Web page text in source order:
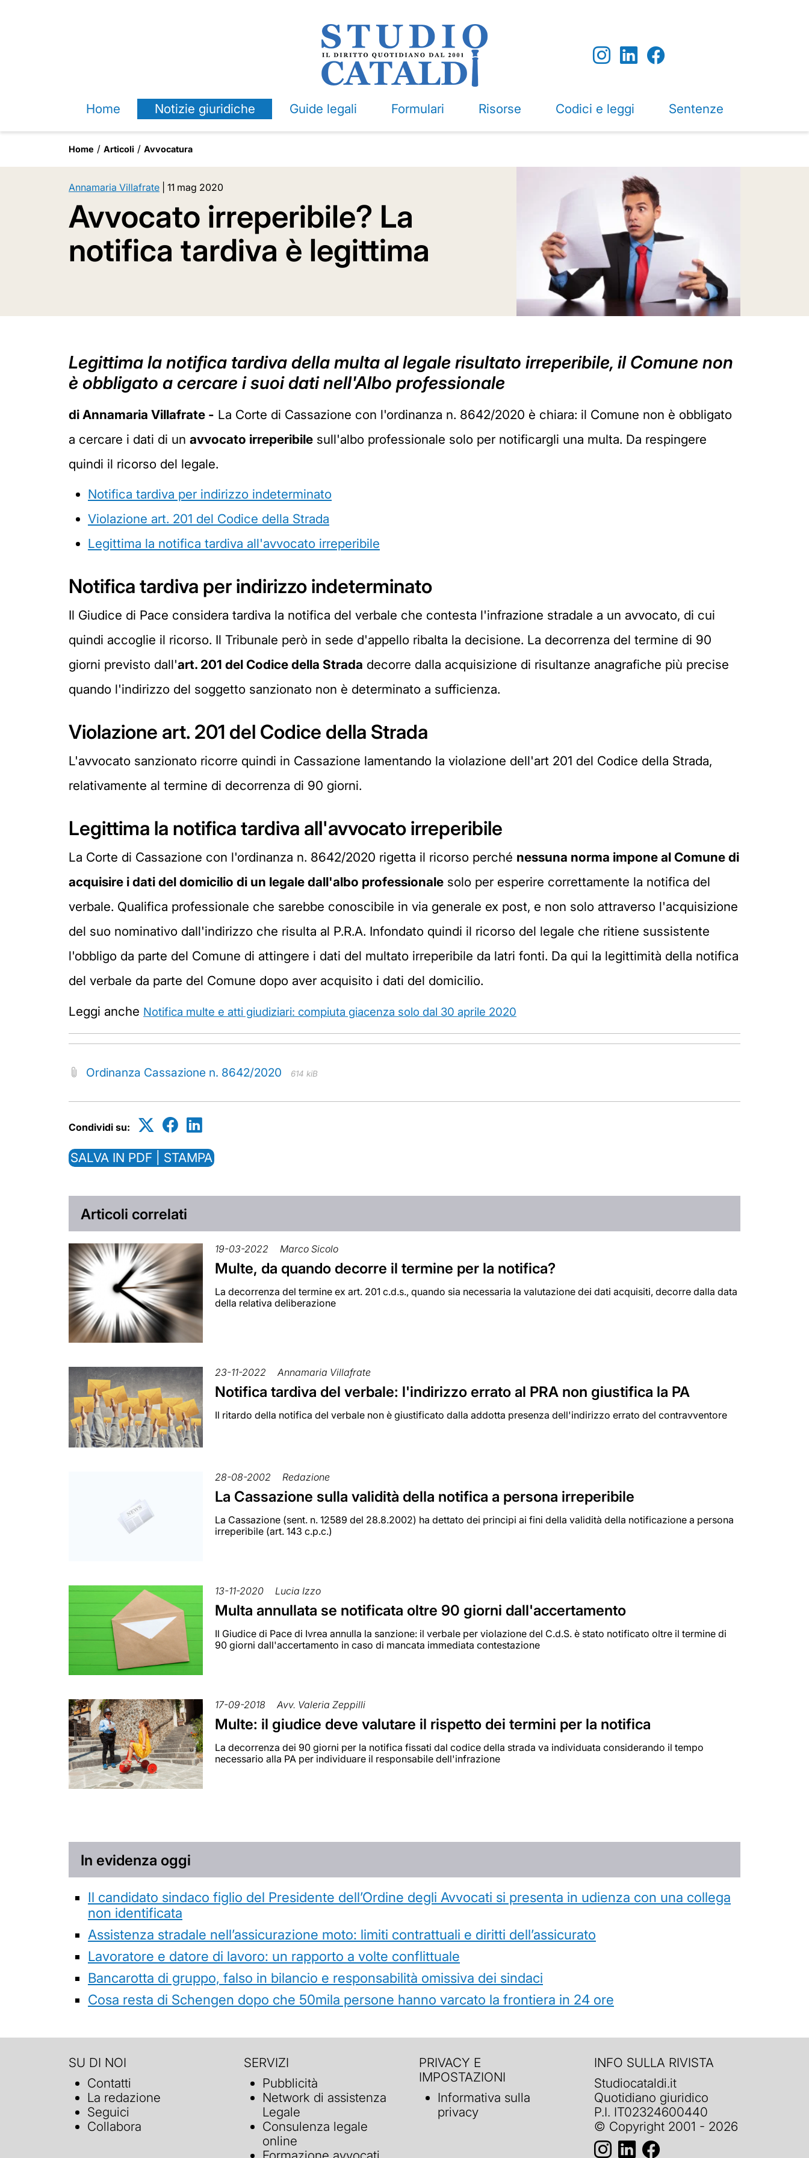
Home Notizie giuridiche Guide legali Formulari Risorse Codici e leggi Sentenze
Home Articoli Avvocatura
Annamaria Villafrate 11 mag 2020
Avvocato irreperibile? La
notifica tardiva è legittima
Legittima la notifica tardiva della multa al legale risultato irreperibile, il Comune non
è obbligato a cercare i suoi dati nell'Albo professionale
di Annamaria Villafrate - La Corte di Cassazione con l'ordinanza n. 8642/2020 è chiara: il Comune non è obbligato
a cercare i dati di un avvocato irreperibile sull'albo professionale solo per notificargli una multa. Da respingere
quindi il ricorso del legale.
Notifica tardiva per indirizzo indeterminato
Violazione art. 201 del Codice della Strada
Legittima la notifica tardiva all'avvocato irreperibile
Notifica tardiva per indirizzo indeterminato
Il Giudice di Pace considera tardiva la notifica del verbale che contesta l'infrazione stradale a un avvocato, di cui
quindi accoglie il ricorso. Il Tribunale però in sede d'appello ribalta la decisione. La decorrenza del termine di 90
giorni previsto dall'art. 201 del Codice della Strada decorre dalla acquisizione di risultanze anagrafiche più precise
quando l'indirizzo del soggetto sanzionato non è determinato a sufficienza.
Violazione art. 201 del Codice della Strada
L'avvocato sanzionato ricorre quindi in Cassazione lamentando la violazione dell'art 201 del Codice della Strada,
relativamente al termine di decorrenza di 90 giorni.
Legittima la notifica tardiva all'avvocato irreperibile
La Corte di Cassazione con l'ordinanza n. 8642/2020 rigetta il ricorso perché nessuna norma impone al Comune di
acquisire i dati del domicilio di un legale dall'albo professionale solo per esperire correttamente la notifica del
verbale. Qualifica professionale che sarebbe conoscibile in via generale ex post, e non solo attraverso l'acquisizione
del suo nominativo dall'indirizzo che risulta al P.R.A. Infondato quindi il ricorso del legale che ritiene sussistente
l'obbligo da parte del Comune di attingere i dati del multato irreperibile da latri fonti. Da qui la legittimità della notifica
del verbale da parte del Comune dopo aver acquisito i dati del domicilio.
Leggi anche Notifica multe e atti giudiziari: compiuta giacenza solo dal 30 aprile 2020
Ordinanza Cassazione n. 8642/2020 614 kiB
Condividi su:
SALVA IN PDF | STAMPA
Articoli correlati
19-03-2022 Marco Sicolo
Multe, da quando decorre il termine per la notifica?
La decorrenza del termine ex art. 201 c.d.s., quando sia necessaria la valutazione dei dati acquisiti, decorre dalla data
della relativa deliberazione
23-11-2022 Annamaria Villafrate
Notifica tardiva del verbale: l'indirizzo errato al PRA non giustifica la PA
Il ritardo della notifica del verbale non è giustificato dalla addotta presenza dell'indirizzo errato del contravventore
28-08-2002 Redazione
La Cassazione sulla validità della notifica a persona irreperibile
La Cassazione (sent. n. 12589 del 28.8.2002) ha dettato dei principi ai fini della validità della notificazione a persona
irreperibile (art. 143 c.p.c.)
13-11-2020 Lucia Izzo
Multa annullata se notificata oltre 90 giorni dall'accertamento
Il Giudice di Pace di Ivrea annulla la sanzione: il verbale per violazione del C.d.S. è stato notificato oltre il termine di
90 giorni dall'accertamento in caso di mancata immediata contestazione
17-09-2018 Avv. Valeria Zeppilli
Multe: il giudice deve valutare il rispetto dei termini per la notifica
La decorrenza dei 90 giorni per la notifica fissati dal codice della strada va individuata considerando il tempo
necessario alla PA per individuare il responsabile dell'infrazione
In evidenza oggi
Il candidato sindaco figlio del Presidente dell’Ordine degli Avvocati si presenta in udienza con una collega
non identificata
Assistenza stradale nell’assicurazione moto: limiti contrattuali e diritti dell’assicurato
Lavoratore e datore di lavoro: un rapporto a volte conflittuale
Bancarotta di gruppo, falso in bilancio e responsabilità omissiva dei sindaci
Cosa resta di Schengen dopo che 50mila persone hanno varcato la frontiera in 24 ore
SU DI NOI
Contatti
La redazione
Seguici
Collabora
SERVIZI
Pubblicità
Network di assistenza
Legale
Consulenza legale
online
PRIVACY E
IMPOSTAZIONI
Informativa sulla
privacy
INFO SULLA RIVISTA
Studiocataldi.it
Quotidiano giuridico
P.I. IT02324600440
© Copyright 2001 - 2026